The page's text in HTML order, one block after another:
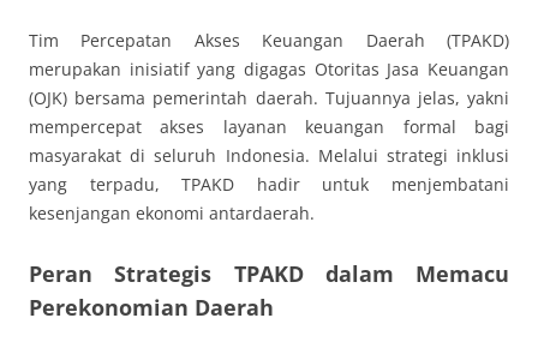
Tim Percepatan Akses Keuangan Daerah (TPAKD)
merupakan inisiatif yang digagas Otoritas Jasa Keuangan
(OJK) bersama pemerintah daerah. Tujuannya jelas, yakni
mempercepat akses layanan keuangan formal bagi
masyarakat di seluruh Indonesia. Melalui strategi inklusi
yang terpadu, TPAKD hadir untuk menjembatani
kesenjangan ekonomi antardaerah.
Peran Strategis TPAKD dalam Memacu
Perekonomian Daerah